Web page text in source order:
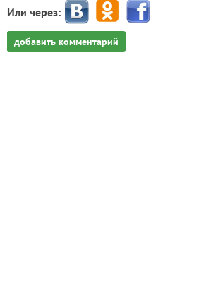
Или через:
добавить комментарий